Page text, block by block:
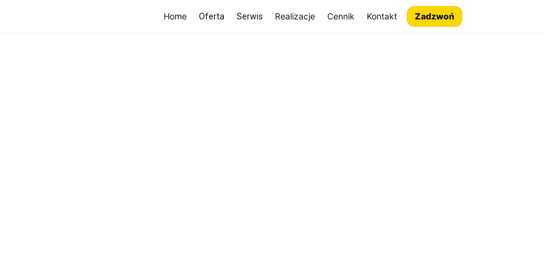
Home Oferta Serwis Realizacje Cennik Kontakt Zadzwoń